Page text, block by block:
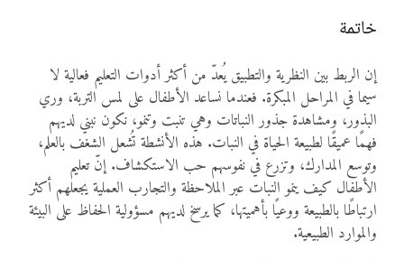
خاتمة
إن الربط بين النظرية والتطبيق يُعدّ من أكثر أدوات التعليم فعالية لا
سيما في المراحل المبكرة. فعندما نساعد الأطفال على لمس التربة، وري
البذور، ومشاهدة جذور النباتات وهي تنبت وتنمو، نكون نبني لديهم
فهمًا عميقًا لطبيعة الحياة في النبات. هذه الأنشطة تُشعل الشغف بالعلم،
وتوسع المدارك، وتزرع في نفوسهم حب الاستكشاف. إنّ تعليم
الأطفال كيف ينمو النبات عبر الملاحظة والتجارب العملية يجعلهم أكثر
ارتباطًا بالطبيعة ووعيًا بأهميتها، كما يرسخ لديهم مسؤولية الحفاظ على البيئة
والموارد الطبيعية.